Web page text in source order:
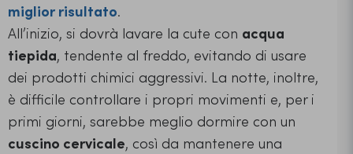
miglior risultato.
All’inizio, si dovrà lavare la cute con acqua
tiepida, tendente al freddo, evitando di usare
dei prodotti chimici aggressivi. La notte, inoltre,
è difficile controllare i propri movimenti e, per i
primi giorni, sarebbe meglio dormire con un
cuscino cervicale, così da mantenere una